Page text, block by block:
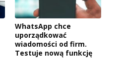
WhatsApp chce
uporządkować
wiadomości od firm.
Testuje nową funkcję